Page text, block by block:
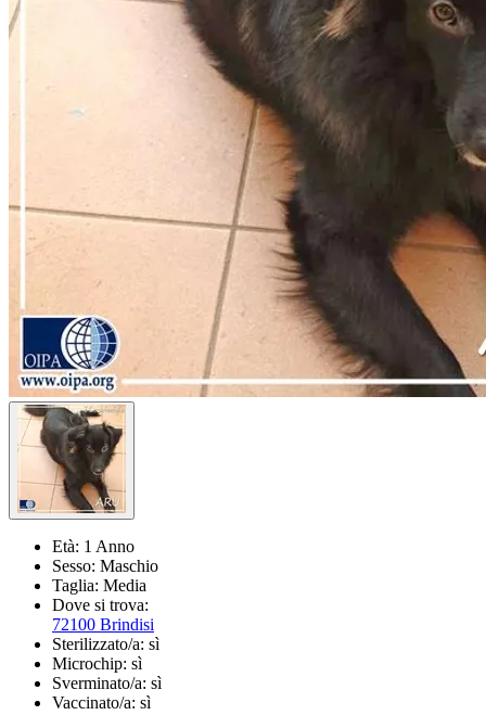
Età: 1 Anno
Sesso: Maschio
Taglia: Media
Dove si trova:
72100 Brindisi
Sterilizzato/a: sì
Microchip: sì
Sverminato/a: sì
Vaccinato/a: sì